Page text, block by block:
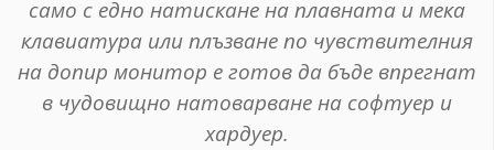
само с едно натискане на плавната и мека
клавиатура или плъзване пo чувствителния
на допир монитор е готов да бъде впрегнат
в чудовищно натоварване на софтуер и
хардуер.